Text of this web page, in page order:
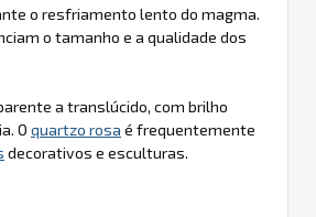
o resfriamento lento do magma.
o tamanho e a qualidade dos
a translúcido, com brilho
O quartzo rosa é frequentemente
decorativos e esculturas.